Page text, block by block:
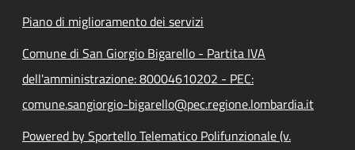
Piano di miglioramento dei servizi
Comune di San Giorgio Bigarello - Partita IVA
dell'amministrazione: 80004610202 - PEC:
comune.sangiorgio-bigarello@pec.regione.lombardia.it
Powered by Sportello Telematico Polifunzionale (v.